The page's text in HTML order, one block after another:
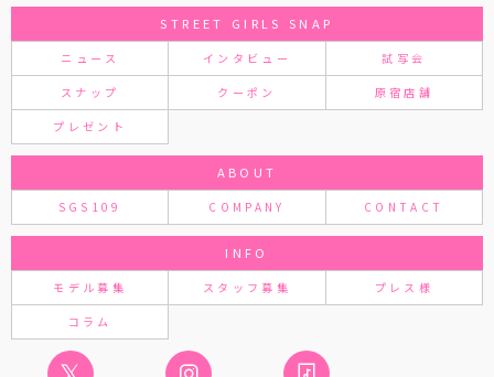
STREET GIRLS SNAP
ニュース インタビュー 試写会
スナップ クーポン 原宿店舗
プレゼント
ABOUT
SGS109 COMPANY CONTACT
INFO
モデル募集 スタッフ募集 プレス様
コラム